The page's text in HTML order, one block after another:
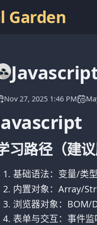
Garden
Nov 27, 2025 1:46 PM
习路径（建议
基础语法：变量/类
内置对象：Array/
浏览器对象：BOM/
表单与交互：事件